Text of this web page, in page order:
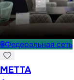
🌐Федеральная сеть
METTA